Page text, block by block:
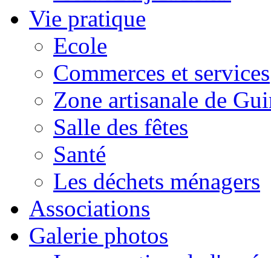
Vie pratique
Ecole
Commerces et services
Zone artisanale de
Salle des fêtes
Santé
Les déchets ménagers
Associations
Galerie photos